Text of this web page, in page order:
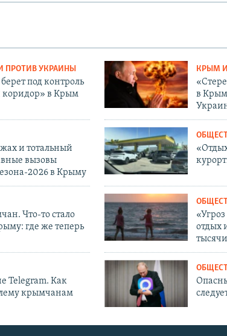
ПРОТИВ УКРАИНЫ
под контроль
коридор» в Крым
КРЫМ
в
и тотальный
вызовы
2026 в Крыму
Что-то стало
где же теперь
отдых
Telegram. Как
крымчанам